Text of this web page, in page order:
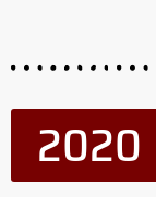
2020
2020